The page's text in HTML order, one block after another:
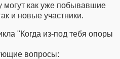
могут как уже побывавшие
и новые участники.
"Когда из-под тебя опоры
вопросы: